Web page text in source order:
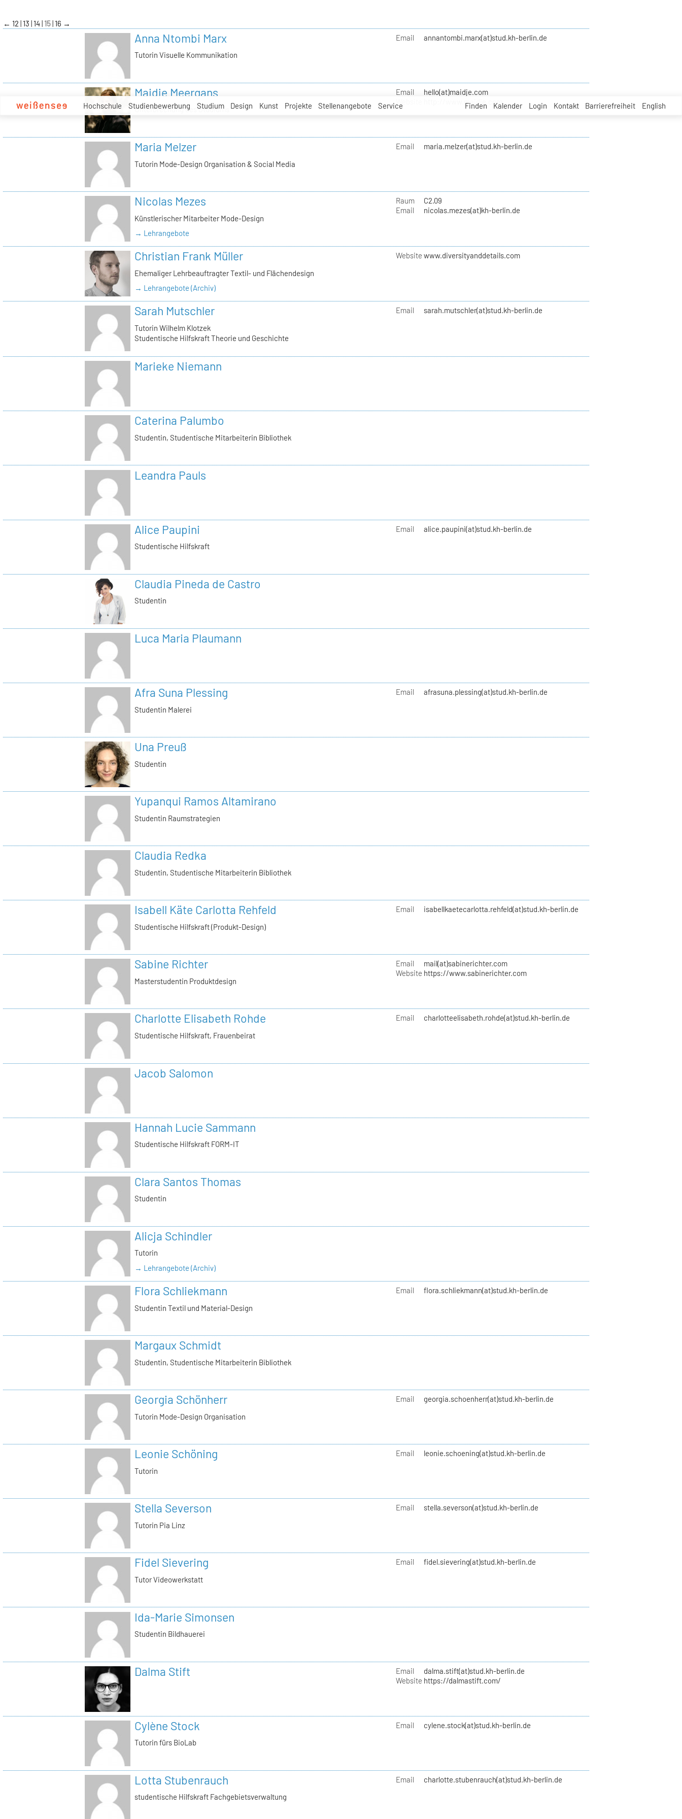
Hochschule Studienbewerbung Studium Design Kunst Projekte Stellenangebote Service Finden Kalender Login Kontakt Barrierefreiheit English
← 12 13 14 15 16 →
Anna Ntombi Marx
Tutorin Visuelle Kommunikation
Email annantombi.marx(at)stud.kh-berlin.de
Maidje Meergans
Unterbrechung des Studiums
Email
hello(at)maidje.com
http://www.maidje.com
Maria Melzer
Tutorin Mode-Design Organisation & Social Media
Email maria.melzer(at)stud.kh-berlin.de
Nicolas Mezes
Künstlerischer Mitarbeiter Mode-Design
→ Lehrangebote
Raum
C2.09
Email
nicolas.mezes(at)kh-berlin.de
Christian Frank Müller
Ehemaliger Lehrbeauftragter Textil- und Flächendesign
→ Lehrangebote (Archiv)
Website www.diversityanddetails.com
Sarah Mutschler
Tutorin Wilhelm Klotzek
Studentische Hilfskraft Theorie und Geschichte
Email sarah.mutschler(at)stud.kh-berlin.de
Marieke Niemann
Caterina Palumbo
Studentin, Studentische Mitarbeiterin Bibliothek
Leandra Pauls
Alice Paupini
Studentische Hilfskraft
Email alice.paupini(at)stud.kh-berlin.de
Claudia Pineda de Castro
Studentin
Luca Maria Plaumann
Afra Suna Plessing
Studentin Malerei
Email afrasuna.plessing(at)stud.kh-berlin.de
Una Preuß
Studentin
Yupanqui Ramos Altamirano
Studentin Raumstrategien
Claudia Redka
Studentin, Studentische Mitarbeiterin Bibliothek
Isabell Käte Carlotta Rehfeld
Studentische Hilfskraft (Produkt-Design)
Email isabellkaetecarlotta.rehfeld(at)stud.kh-berlin.de
Sabine Richter
Masterstudentin Produktdesign
Email
mail(at)sabinerichter.com
Website https://www.sabinerichter.com
Charlotte Elisabeth Rohde
Studentische Hilfskraft, Frauenbeirat
Email charlotteelisabeth.rohde(at)stud.kh-berlin.de
Jacob Salomon
Hannah Lucie Sammann
Studentische Hilfskraft FORM-IT
Clara Santos Thomas
Studentin
Alicja Schindler
Tutorin
→ Lehrangebote (Archiv)
Flora Schliekmann
Studentin Textil und Material-Design
Email flora.schliekmann(at)stud.kh-berlin.de
Margaux Schmidt
Studentin, Studentische Mitarbeiterin Bibliothek
Georgia Schönherr
Tutorin Mode-Design Organisation
Email georgia.schoenherr(at)stud.kh-berlin.de
Leonie Schöning
Tutorin
Email leonie.schoening(at)stud.kh-berlin.de
Stella Severson
Tutorin Pia Linz
Email stella.severson(at)stud.kh-berlin.de
Fidel Sievering
Tutor Videowerkstatt
Email fidel.sievering(at)stud.kh-berlin.de
Ida-Marie Simonsen
Studentin Bildhauerei
Dalma Stift Email
dalma.stift(at)stud.kh-berlin.de
Website https://dalmastift.com/
Cylène Stock
Tutorin fürs BioLab
Email cylene.stock(at)stud.kh-berlin.de
Lotta Stubenrauch
studentische Hilfskraft Fachgebietsverwaltung
Email charlotte.stubenrauch(at)stud.kh-berlin.de